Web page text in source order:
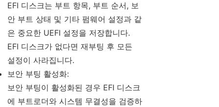
EFI 디스크는 부트 항목, 부트 순서, 보
안 부트 상태 및 기타 펌웨어 설정과 같
은 중요한 UEFI 설정을 저장합니다.
EFI 디스크가 없다면 재부팅 후 모든
설정이 사라집니다.
보안 부팅 활성화:
보안 부팅이 활성화된 경우 EFI 디스크
에 부트로더와 시스템 무결성을 검증하